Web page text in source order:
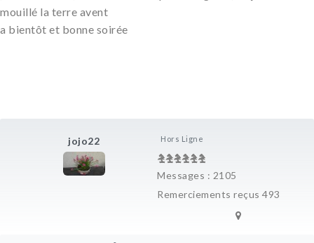
jojo22 Hors Ligne
Messages : 2105
Remerciements reçus 493
mouillé la terre avent
a bientôt et bonne soirée